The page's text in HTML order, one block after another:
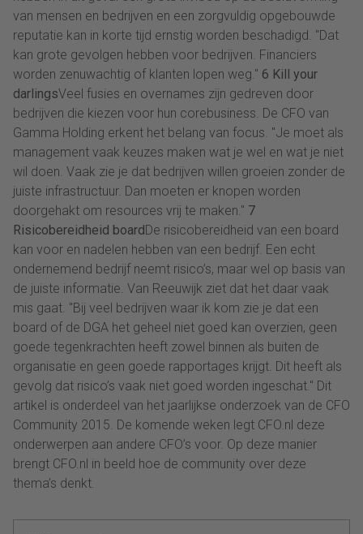
van mensen en bedrijven en een zorgvuldig opgebouwde
reputatie kan in korte tijd ernstig worden beschadigd. "Dat
kan grote gevolgen hebben voor bedrijven. Financiers
worden zenuwachtig of klanten lopen weg." 6 Kill your
darlingsVeel fusies en overnames zijn gedreven door
bedrijven die kiezen voor hun corebusiness. De CFO van
Gamma Holding erkent het belang van focus. "Je moet als
management vaak keuzes maken wat je wel en wat je niet
wil doen. Vaak zie je dat bedrijven willen groeien zonder de
juiste infrastructuur. Dan moeten er knopen worden
doorgehakt om resources vrij te maken." 7
Risicobereidheid board De risicobereidheid van een board
kan voor en nadelen hebben van een bedrijf. Een echt
ondernemend bedrijf neemt risico’s, maar wel op basis van
de juiste informatie. Van Reeuwijk ziet dat het daar vaak
mis gaat. "Bij veel bedrijven waar ik kom zie je dat een
board of de DGA het geheel niet goed kan overzien, geen
goede tegenkrachten heeft zowel binnen als buiten de
organisatie en geen goede rapportages krijgt. Dit heeft als
gevolg dat risico’s vaak niet goed worden ingeschat." Dit
artikel is onderdeel van het jaarlijkse onderzoek van de CFO
Community 2015. De komende weken legt CFO.nl deze
onderwerpen aan andere CFO’s voor. Op deze manier
brengt CFO.nl in beeld hoe de community over deze
thema’s denkt.